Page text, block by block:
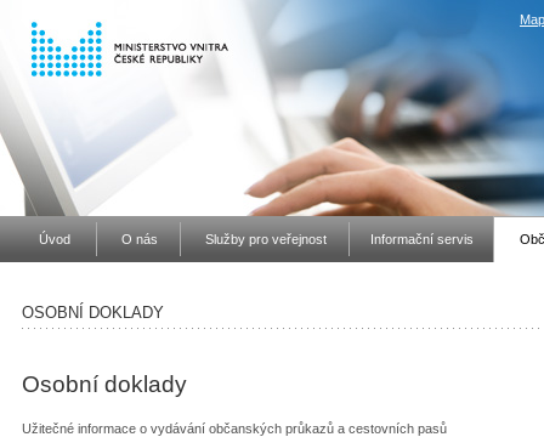
Úvod O nás Služby pro veřejnost Informační servis
OSOBNÍ DOKLADY
Osobní doklady
Užitečné informace o vydávání občanských průkazů a cestovních pasů